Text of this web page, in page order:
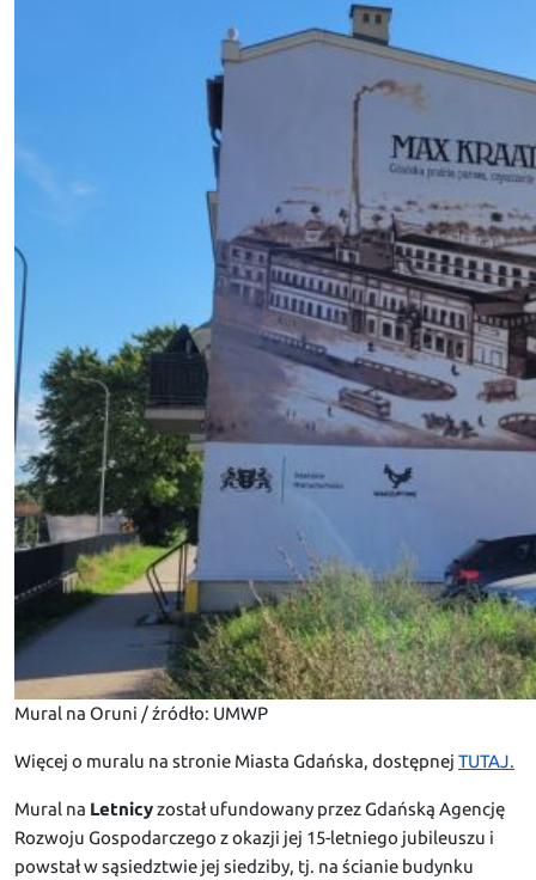
Mural na Oruni / źródło: UMWP
Więcej o muralu na stronie Miasta Gdańska, dostępnej TUTAJ.
Mural na Letnicyzostał ufundowany przez Gdańską Agencję
Rozwoju Gospodarczego z okazji jej 15-letniego jubileuszu i
powstał w sąsiedztwie jej siedziby, tj. na ścianie budynku